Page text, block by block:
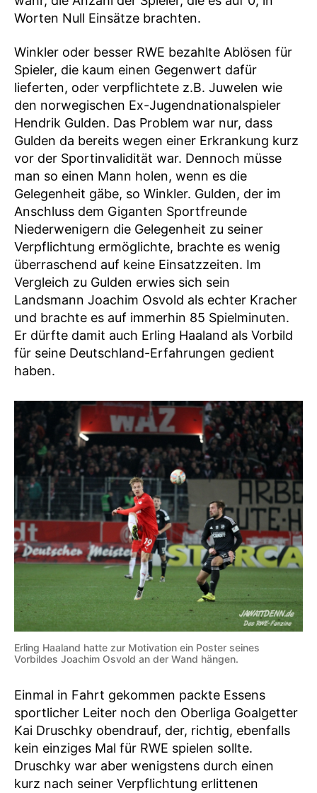
Worten Null Einsätze brachten.
Winkler oder besser RWE bezahlte Ablösen für
Spieler, die kaum einen Gegenwert dafür
lieferten, oder verpflichtete z.B. Juwelen wie
den norwegischen Ex-Jugendnationalspieler
Hendrik Gulden. Das Problem war nur, dass
Gulden da bereits wegen einer Erkrankung kurz
vor der Sportinvalidität war. Dennoch müsse
man so einen Mann holen, wenn es die
Gelegenheit gäbe, so Winkler. Gulden, der im
Anschluss dem Giganten Sportfreunde
Niederwenigern die Gelegenheit zu seiner
Verpflichtung ermöglichte, brachte es wenig
überraschend auf keine Einsatzzeiten. Im
Vergleich zu Gulden erwies sich sein
Landsmann Joachim Osvold als echter Kracher
und brachte es auf immerhin 85 Spielminuten.
Er dürfte damit auch Erling Haaland als Vorbild
für seine Deutschland-Erfahrungen gedient
haben.
Erling Haaland hatte zur Motivation ein Poster seines
Vorbildes Joachim Osvold an der Wand hängen.
Einmal in Fahrt gekommen packte Essens
sportlicher Leiter noch den Oberliga Goalgetter
Kai Druschky obendrauf, der, richtig, ebenfalls
kein einziges Mal für RWE spielen sollte.
Druschky war aber wenigstens durch einen
kurz nach seiner Verpflichtung erlittenen